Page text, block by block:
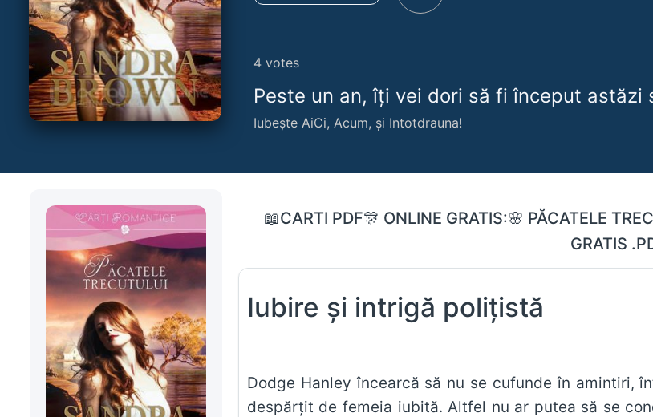
4 votes
Peste un an, îți vei dori să fi început astăzi
Iubește AiCi, Acum, și Intotdrauna!
📖CARTI PDF🎊 ONLINE GRATIS:🌸 PĂCATELE
GRATIS
Iubire și intrigă polițistă
Dodge Hanley încearcă să nu se cufunde în amintiri,
despărțit de femeia iubită. Altfel nu ar putea să se